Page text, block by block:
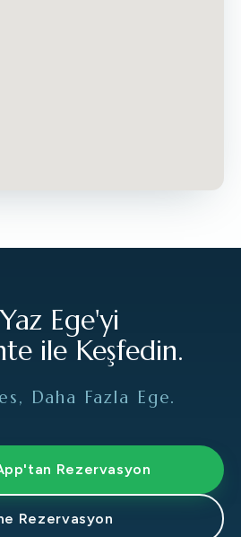
Ege'yi
ile Keşfedin.
Daha Fazla Ege.
Rezervasyon
Rezervasyon